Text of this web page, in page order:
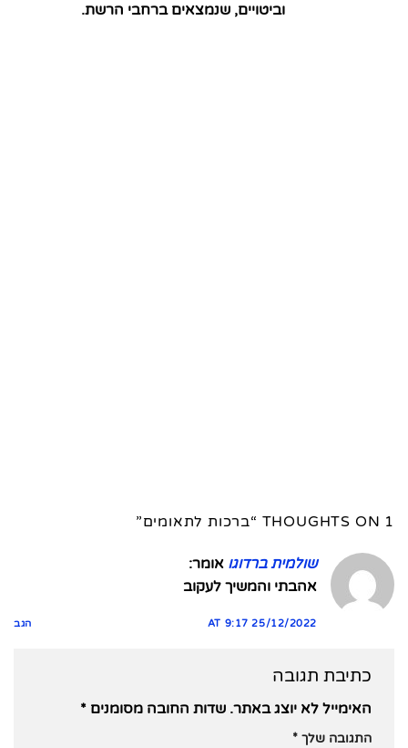
וביטויים, שנמצאים ברחבי הרשת.
1 THOUGHTS ON “ ברכות לתאומים”
שולמית ברדוגו אומר:
אהבתי והמשיך לעקוב
25/12/2022 AT 9:17 הגב
כתיבת תגובה
האימייל לא יוצג באתר. שדות החובה מסומנים *
התגובה שלך *